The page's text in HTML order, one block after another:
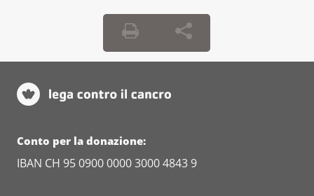
Conto per la donazione:
IBAN CH 95 0900 0000 3000 4843 9